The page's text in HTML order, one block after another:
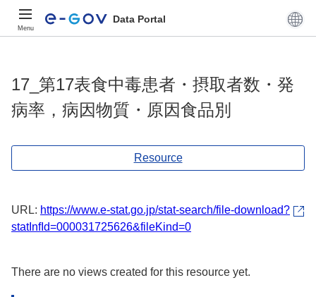
Menu
Data Portal
17_第17表食中毒患者・摂取者数・発
病率，病因物質・原因食品別
Resource
URL: https://www.e-stat.go.jp/stat-search/file-download?
statInfId=000031725626&fileKind=0
There are no views created for this resource yet.